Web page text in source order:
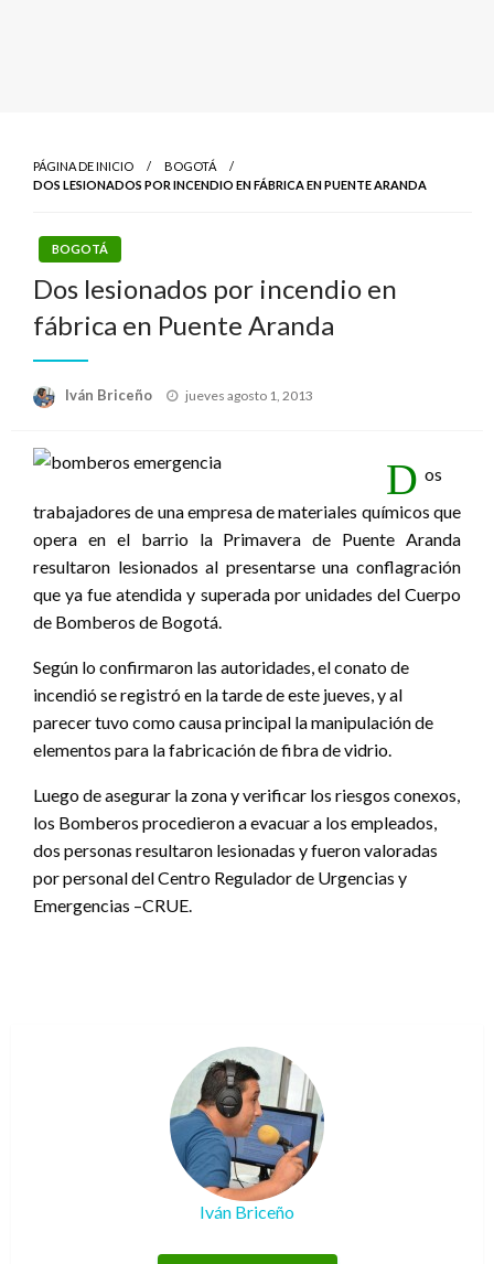
PÁGINA DE INICIO
BOGOTÁ
DOS LESIONADOS POR INCENDIO EN FÁBRICA EN PUENTE ARANDA
BOGOTÁ
Dos lesionados por incendio en
fábrica en Puente Aranda
Iván Briceño
Publicado
jueves agosto 1, 2013
D os
trabajadores de una empresa de materiales químicos que
opera en el barrio la Primavera de Puente Aranda
resultaron lesionados al presentarse una conflagración
que ya fue atendida y superada por unidades del Cuerpo
de Bomberos de Bogotá.
Según lo confirmaron las autoridades, el conato de
incendió se registró en la tarde de este jueves, y al
parecer tuvo como causa principal la manipulación de
elementos para la fabricación de fibra de vidrio.
Luego de asegurar la zona y verificar los riesgos conexos,
los Bomberos procedieron a evacuar a los empleados,
dos personas resultaron lesionadas y fueron valoradas
por personal del Centro Regulador de Urgencias y
Emergencias –CRUE.
Iván Briceño